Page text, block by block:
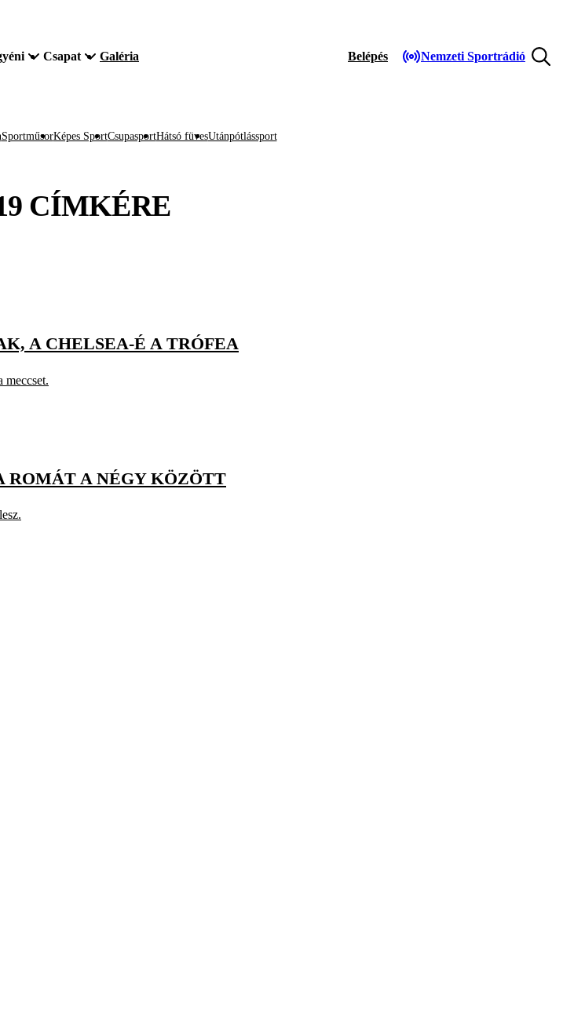
Csapat Galéria Belépés Nemzeti Sportrádió
SportműsorKépes SportCsupasportHátsó füvesUtánpótlássport
CÍMKÉRE
A CHELSEA-É A TRÓFEA
meccset.
A NÉGY KÖZÖTT